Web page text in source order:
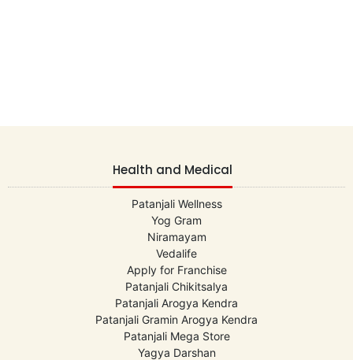
Health and Medical
Patanjali Wellness
Yog Gram
Niramayam
Vedalife
Apply for Franchise
Patanjali Chikitsalya
Patanjali Arogya Kendra
Patanjali Gramin Arogya Kendra
Patanjali Mega Store
Yagya Darshan